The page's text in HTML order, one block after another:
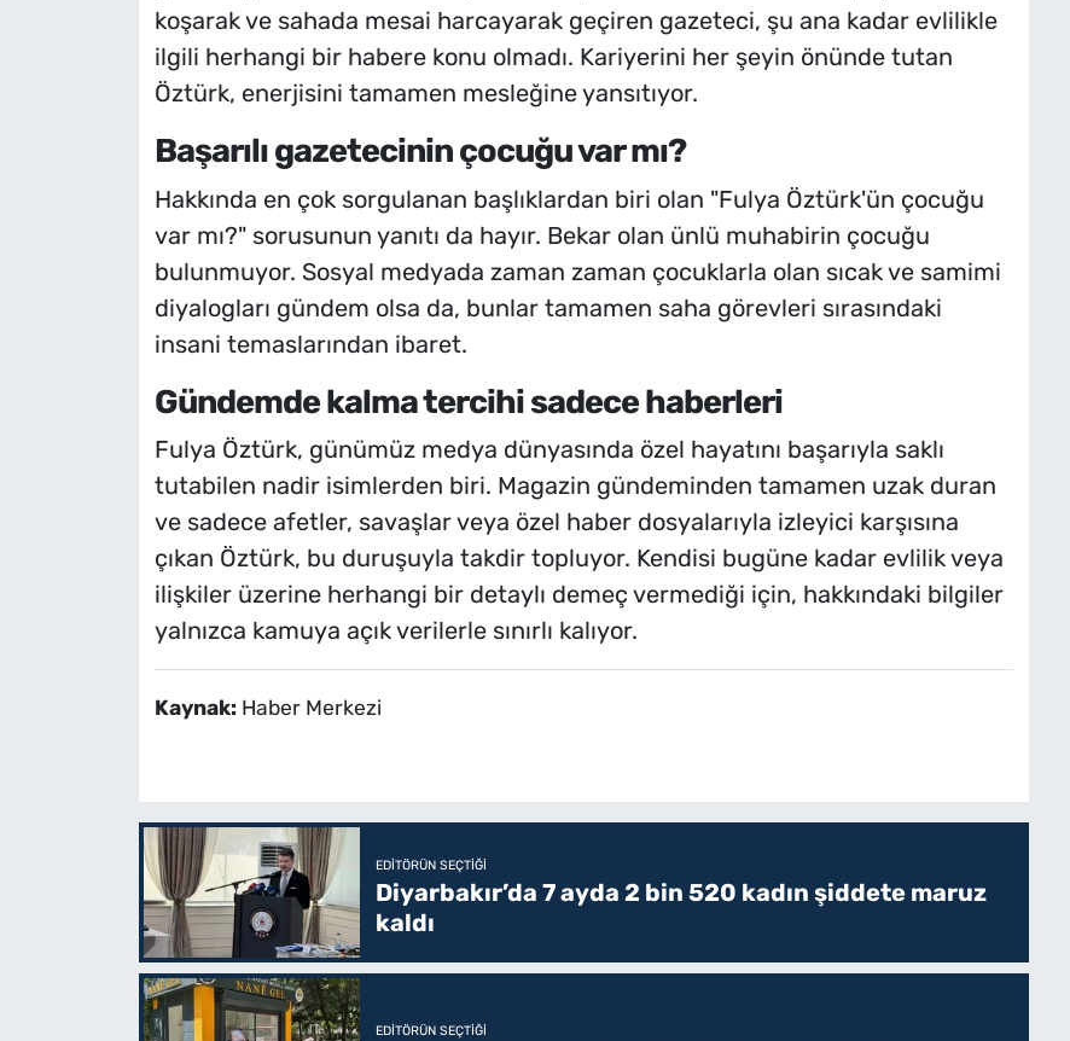
koşarak ve sahada mesai harcayarak geçiren gazeteci, şu ana kadar evlilikle
ilgili herhangi bir habere konu olmadı. Kariyerini her şeyin önünde tutan
Öztürk, enerjisini tamamen mesleğine yansıtıyor.
Başarılı gazetecinin çocuğu var mı?
Hakkında en çok sorgulanan başlıklardan biri olan "Fulya Öztürk'ün çocuğu
var mı?" sorusunun yanıtı da hayır. Bekar olan ünlü muhabirin çocuğu
bulunmuyor. Sosyal medyada zaman zaman çocuklarla olan sıcak ve samimi
diyalogları gündem olsa da, bunlar tamamen saha görevleri sırasındaki
insani temaslarından ibaret.
Gündemde kalma tercihi sadece haberleri
Fulya Öztürk, günümüz medya dünyasında özel hayatını başarıyla saklı
tutabilen nadir isimlerden biri. Magazin gündeminden tamamen uzak duran
ve sadece afetler, savaşlar veya özel haber dosyalarıyla izleyici karşısına
çıkan Öztürk, bu duruşuyla takdir topluyor. Kendisi bugüne kadar evlilik veya
ilişkiler üzerine herhangi bir detaylı demeç vermediği için, hakkındaki bilgiler
yalnızca kamuya açık verilerle sınırlı kalıyor.
Kaynak: Haber Merkezi
EDITÖRÜN SEÇTIĞI
Diyarbakır’da 7 ayda 2 bin 520 kadın şiddete maruz
kaldı
EDITÖRÜN SEÇTIĞI